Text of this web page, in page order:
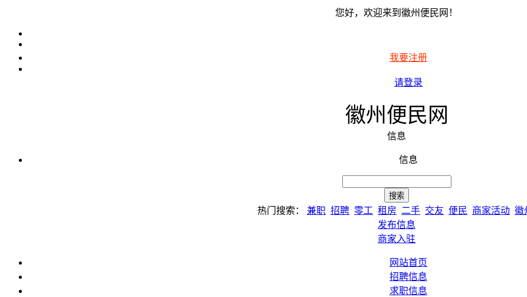
您好，欢迎来到徽州便民网！
我要注册
请登录
徽州便民网
信息
信息
热门搜索： 兼职 招聘 零工 租房 二手 交友 便民 商家活动 徽
发布信息
商家入驻
网站首页
招聘信息
求职信息